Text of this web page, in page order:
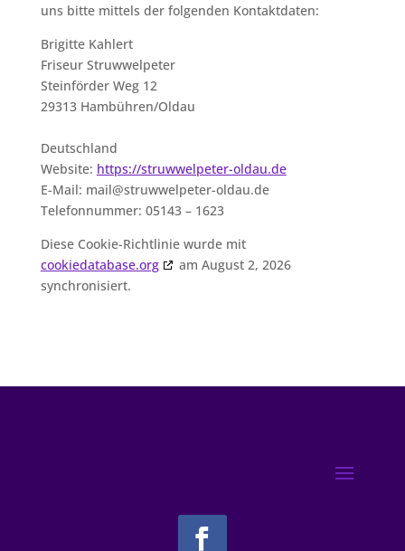
uns bitte mittels der folgenden Kontaktdaten:
Brigitte Kahlert
Friseur Struwwelpeter
Steinförder Weg 12
29313 Hambühren/Oldau
Deutschland
Website: https://struwwelpeter-oldau.de
E-Mail: mail@struwwelpeter-oldau.de
Telefonnummer: 05143 – 1623
Diese Cookie-Richtlinie wurde mit
cookiedatabase.org
am August 2, 2026
synchronisiert.